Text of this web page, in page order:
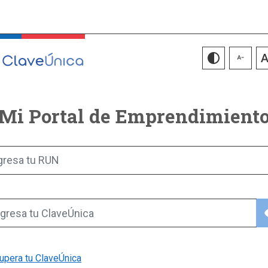
Portal de
tu RUN
tu ClaveÚnica
tu ClaveÚnica